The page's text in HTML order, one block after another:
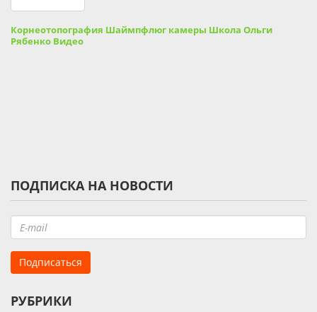
Корнеотопография Шаймпфлюг камеры Школа Ольги
Рябенко Видео
ПОДПИСКА НА НОВОСТИ
РУБРИКИ